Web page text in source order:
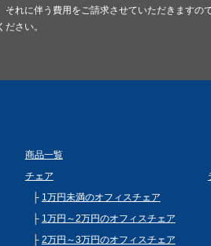
それに伴う費用をご請求させていただきますの
ださい。
商品一覧
チェア
1万円未満のオフィスチェア
1万円～2万円のオフィスチェア
2万円～3万円のオフィスチェア